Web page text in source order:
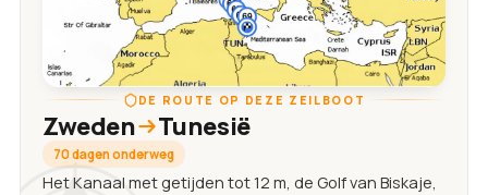
DE ROUTE OP DEZE ZEILBOOT
Zweden Tunesië
70 dagen onderweg
Het Kanaal met getijden tot 12 m, de Golf van Biskaje,